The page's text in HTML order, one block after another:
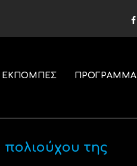
ΕΚΠΟΜΠΕΣ ΠΡΟΓΡΑΜΜΑ
της